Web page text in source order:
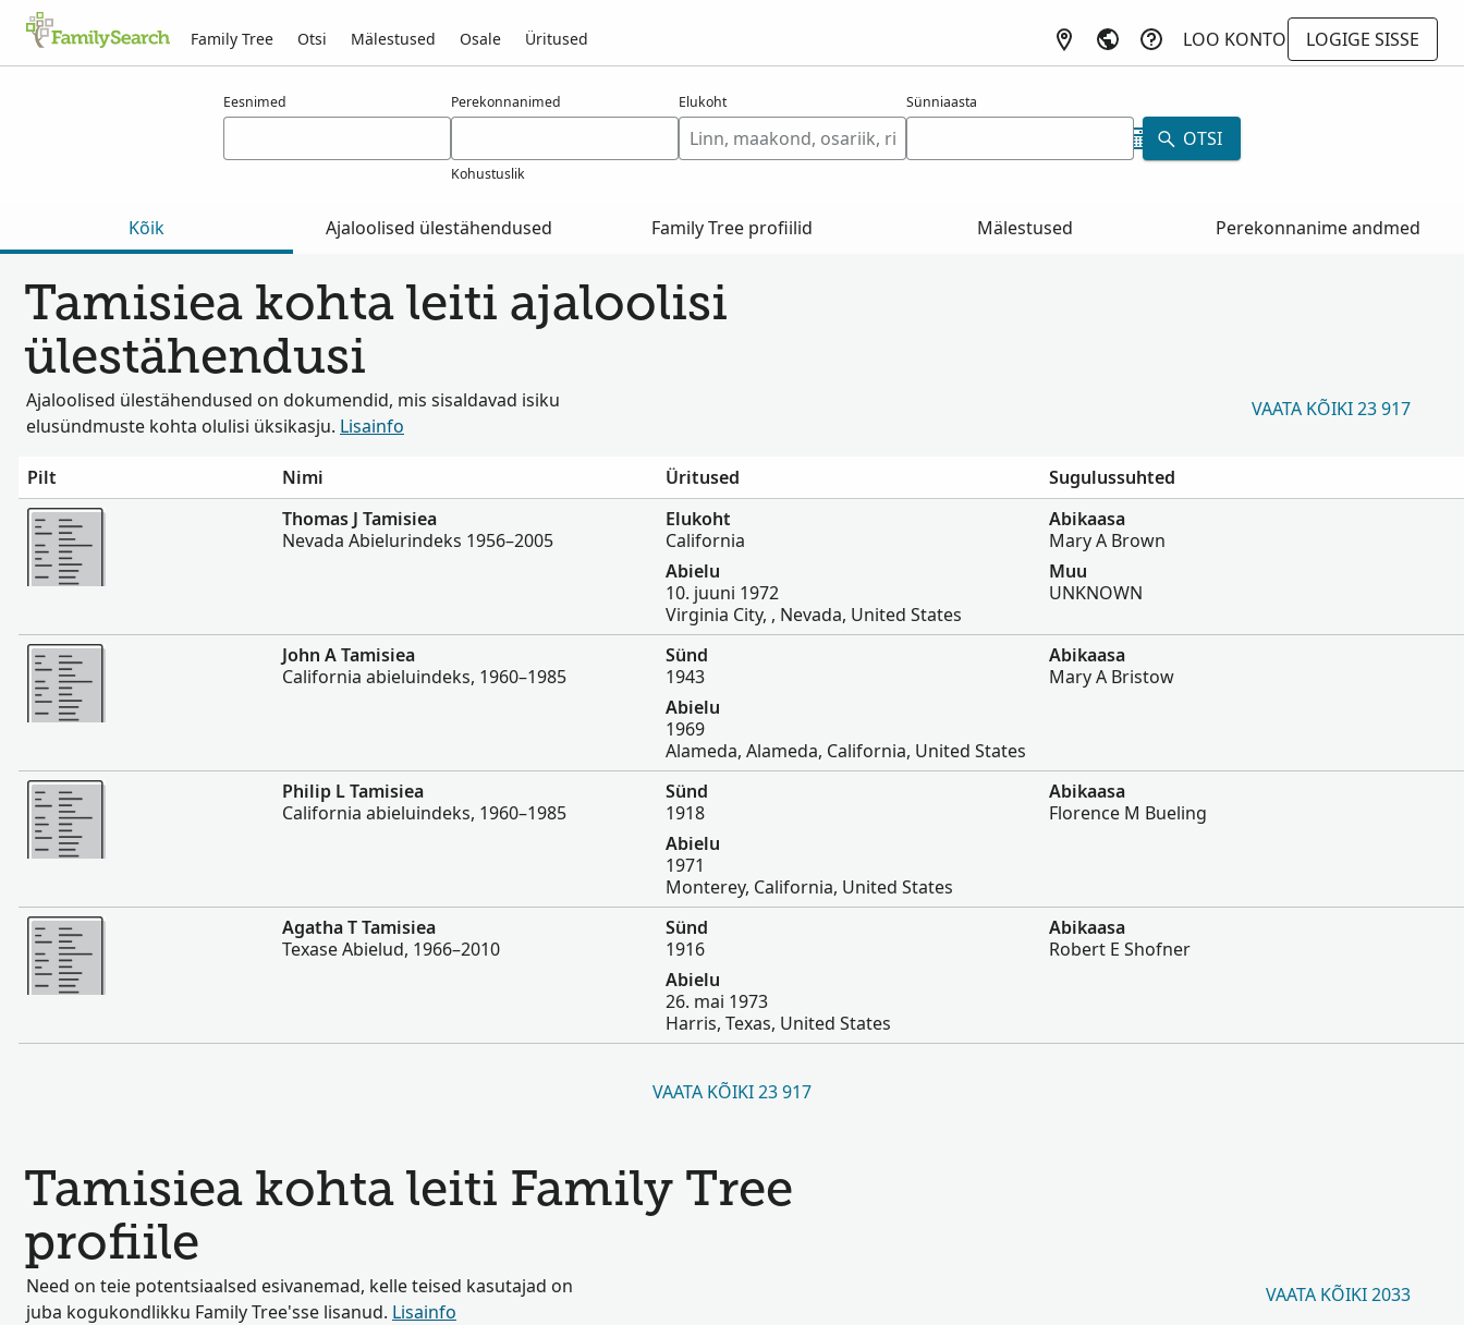
Family Tree Otsi Mälestused Osale Üritused LOO KONTO
LOGIGE SISSE
Eesnimed Perekonnanimed
Kohustuslik
Elukoht Sünniaasta
OTSI
Kõik Ajaloolised ülestähendused Family Tree profiilid Mälestused Perekonnanime andmed
Tamisiea kohta leiti ajaloolisi
ülestähendusi
Ajaloolised ülestähendused on dokumendid, mis sisaldavad isiku
elusündmuste kohta olulisi üksikasju. Lisainfo
VAATA KÕIKI 23 917
Pilt Nimi Üritused
Sugulussuhted
Rohkem
Thomas J Tamisiea
Nevada Abielurindeks 1956–2005
Elukoht
California
Abielu
10. juuni 1972
Virginia City, , Nevada, United States
Abikaasa
Mary A Brown
Muu
UNKNOWN
Rohkem
John A Tamisiea
California abieluindeks, 1960–1985
Sünd
1943
Abielu
1969
Alameda, Alameda, California, United States
Abikaasa
Mary A Bristow
Rohkem
Philip L Tamisiea
California abieluindeks, 1960–1985
Sünd
1918
Abielu
1971
Monterey, California, United States
Abikaasa
Florence M Bueling
Rohkem
Agatha T Tamisiea
Texase Abielud, 1966–2010
Sünd
1916
Abielu
26. mai 1973
Harris, Texas, United States
Abikaasa
Robert E Shofner
VAATA KÕIKI 23 917
Tamisiea kohta leiti Family Tree
profiile
Need on teie potentsiaalsed esivanemad, kelle teised kasutajad on
juba kogukondlikku Family Tree'sse lisanud. Lisainfo
VAATA KÕIKI 2033